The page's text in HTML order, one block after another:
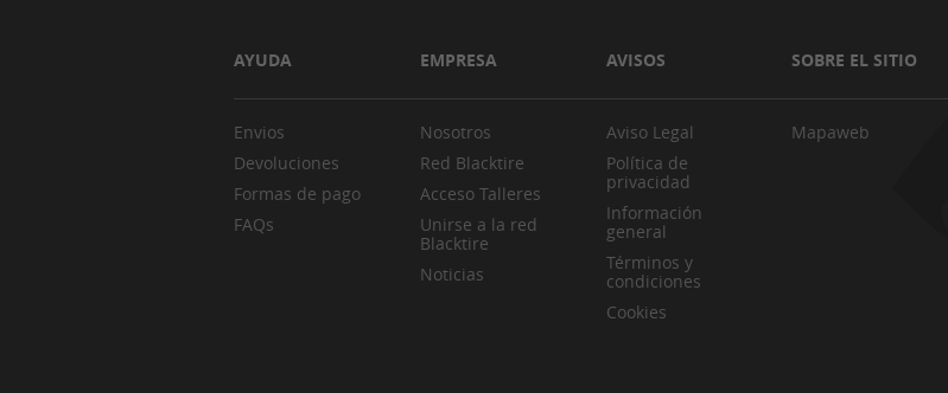
AYUDA EMPRESA AVISOS SOBRE EL SITIO
Envios
Devoluciones
Formas de pago
FAQs
Nosotros
Red Blacktire
Acceso Talleres
Unirse a la red
Blacktire
Noticias
Aviso Legal
Política de
privacidad
Información
general
Términos y
condiciones
Cookies
Mapaweb